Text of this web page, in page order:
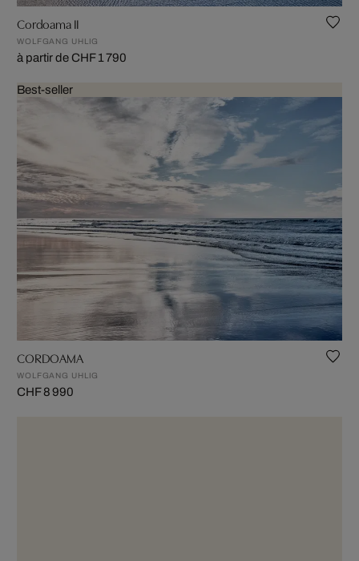
Cordoama II
WOLFGANG UHLIG
à partir de CHF 1 790
Best-seller
CORDOAMA
WOLFGANG UHLIG
CHF 8 990